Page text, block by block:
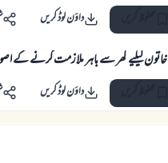
داؤن لوڈ کریں
خاتون کیلیے گھر سے باہر ملازمت کرنے کے اصول
داؤن لوڈ کریں